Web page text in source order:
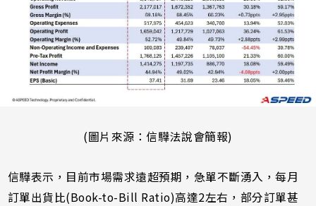
(圖片來源：信驊法說會簡報)
信驊表示，目前市場需求遠超預期，急單不斷湧入，每月
訂單出貨比(Book-to-Bill Ratio)高達2左右，部分訂單甚